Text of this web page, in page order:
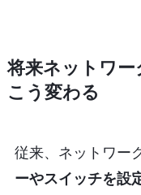
将来ネットワ
こう変わる
従来、ネットワー
ーやスイッチを設